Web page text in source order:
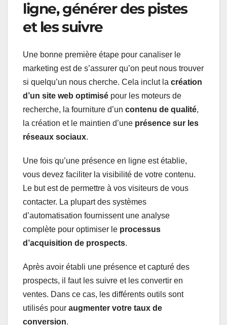
ligne, générer des pistes
et les suivre
Une bonne première étape pour canaliser le
marketing est de s’assurer qu’on peut nous trouver
si quelqu’un nous cherche. Cela inclut la création
d’un site web optimisé pour les moteurs de
recherche, la fourniture d’un contenu de qualité,
la création et le maintien d’une présence sur les
réseaux sociaux.
Une fois qu’une présence en ligne est établie,
vous devez faciliter la visibilité de votre contenu.
Le but est de permettre à vos visiteurs de vous
contacter. La plupart des systèmes
d’automatisation fournissent une analyse
complète pour optimiser le processus
d’acquisition de prospects.
Après avoir établi une présence et capturé des
prospects, il faut les suivre et les convertir en
ventes. Dans ce cas, les différents outils sont
utilisés pour augmenter votre taux de
conversion.